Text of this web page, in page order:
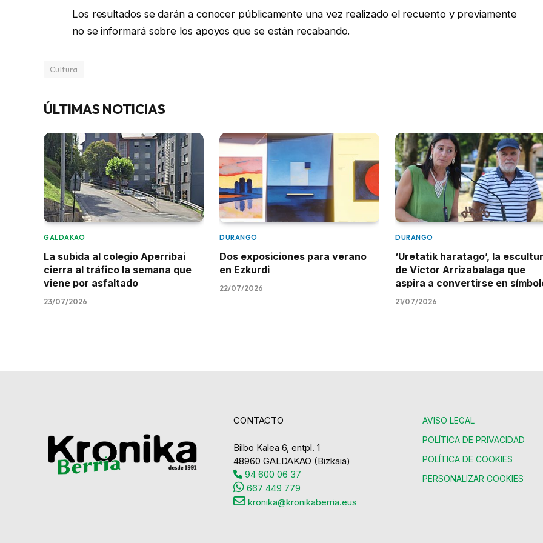
Los resultados se darán a conocer públicamente una vez realizado el recuento y previamente
no se informará sobre los apoyos que se están recabando.
Cultura
ÚLTIMAS NOTICIAS
GALDAKAO
La subida al colegio Aperribai
cierra al tráfico la semana que
viene por asfaltado
23/07/2026
DURANGO
Dos exposiciones para verano
en Ezkurdi
22/07/2026
DURANGO
‘Uretatik haratago’, la
de Víctor Arrizabalaga que
aspira a convertirse en
21/07/2026
CONTACTO
Bilbo Kalea 6, entpl. 1
48960 GALDAKAO (Bizkaia)
94 600 06 37
667 449 779
kronika@kronikaberria.eus
AVISO LEGAL
POLÍTICA DE PRIVACIDAD
POLÍTICA DE COOKIES
PERSONALIZAR COOKIES